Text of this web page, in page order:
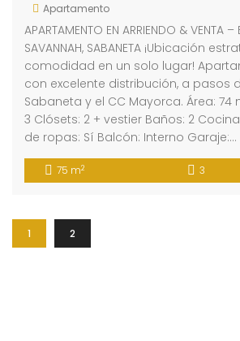
Apartamento
APARTAMENTO EN ARRIENDO & VENTA –
SAVANNAH, SABANETA ¡Ubicación
comodidad en un solo lugar!
con excelente distribución, a pasos
Sabaneta y el CC Mayorca. Área: 74
3 Clósets: 2 + vestier Baños: 2
de ropas: Sí Balcón: Interno Garaje:…
75 m2 3
1 2